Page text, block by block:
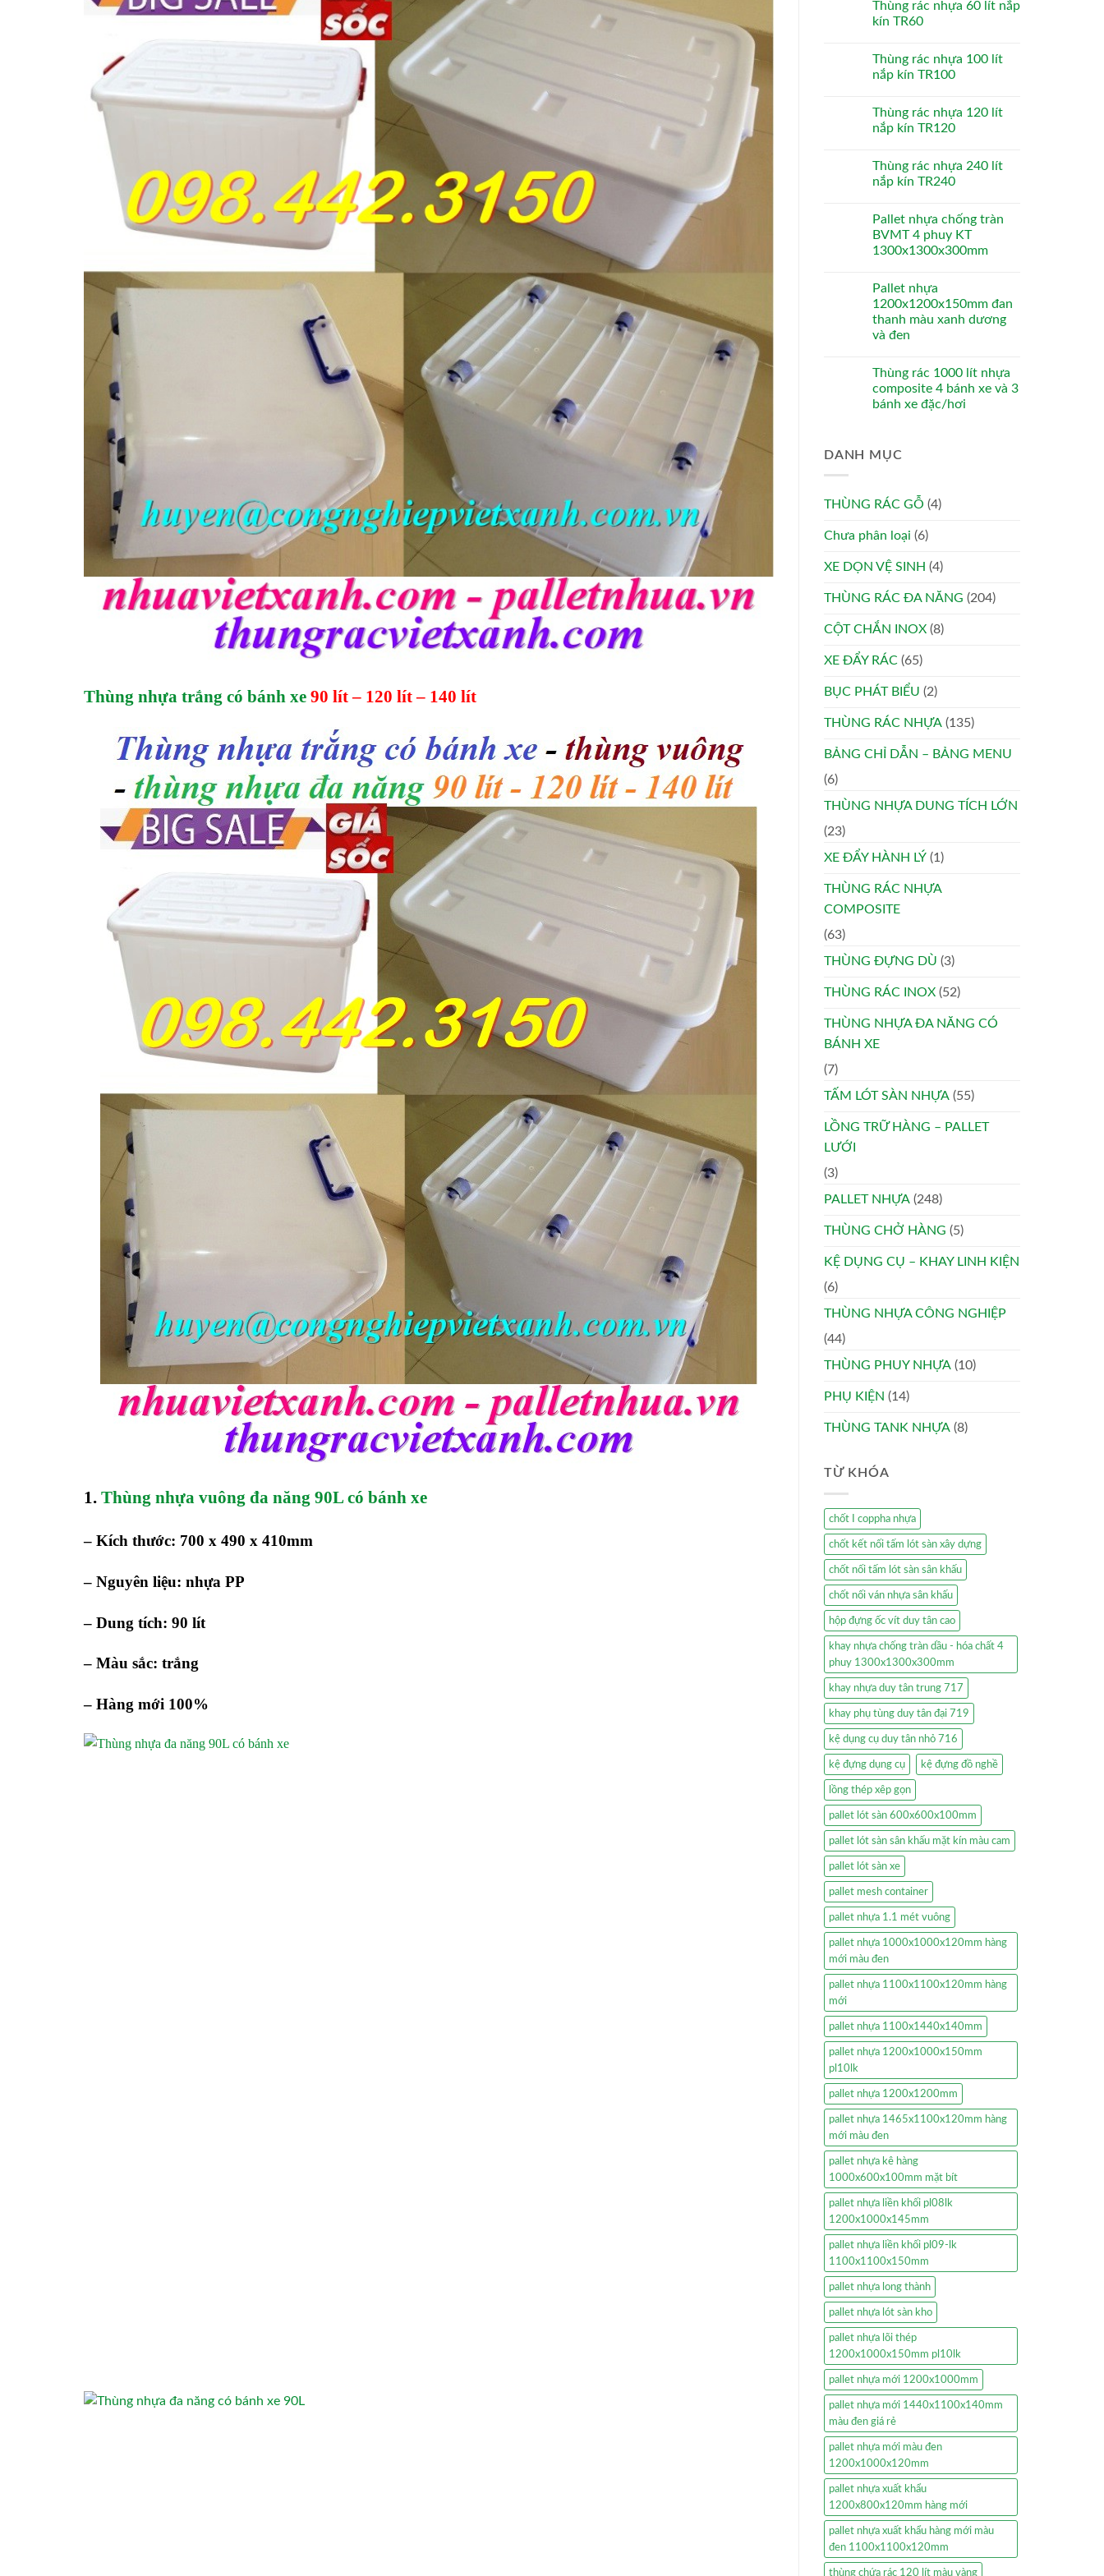
Thùng nhựa trắng có bánh xe 90 lít – 120 lít – 140 lít
1. Thùng nhựa vuông đa năng 90L có bánh xe
– Kích thước: 700 x 490 x 410mm
– Nguyên liệu: nhựa PP
– Dung tích: 90 lít
– Màu sắc: trắng
– Hàng mới 100%
Thùng rác nhựa 60 lít nắp
kín TR60
Thùng rác nhựa 100 lít
nắp kín TR100
Thùng rác nhựa 120 lít
nắp kín TR120
Thùng rác nhựa 240 lít
nắp kín TR240
Pallet nhựa chống tràn
BVMT 4 phuy KT
1300x1300x300mm
Pallet nhựa
1200x1200x150mm đan
thanh màu xanh dương
và đen
Thùng rác 1000 lít nhựa
composite 4 bánh xe và 3
bánh xe đặc/hơi
DANH MỤC
THÙNG RÁC GỖ (4)
Chưa phân loại (6)
XE DỌN VỆ SINH (4)
THÙNG RÁC ĐA NĂNG (204)
CỘT CHẮN INOX (8)
XE ĐẨY RÁC (65)
BỤC PHÁT BIỂU (2)
THÙNG RÁC NHỰA (135)
BẢNG CHỈ DẪN – BẢNG MENU
(6)
THÙNG NHỰA DUNG TÍCH LỚN
(23)
XE ĐẨY HÀNH LÝ (1)
THÙNG RÁC NHỰA
COMPOSITE
(63)
THÙNG ĐỰNG DÙ (3)
THÙNG RÁC INOX (52)
THÙNG NHỰA ĐA NĂNG CÓ
BÁNH XE
(7)
TẤM LÓT SÀN NHỰA (55)
LỒNG TRỮ HÀNG – PALLET
LƯỚI
(3)
PALLET NHỰA (248)
THÙNG CHỞ HÀNG (5)
KỆ DỤNG CỤ – KHAY LINH KIỆN
(6)
THÙNG NHỰA CÔNG NGHIỆP
(44)
THÙNG PHUY NHỰA (10)
PHỤ KIỆN (14)
THÙNG TANK NHỰA (8)
TỪ KHÓA
chốt I coppha nhựa
chốt kết nối tấm lót sàn xây dựng
chốt nối tấm lót sàn sân khấu
chốt nối ván nhựa sân khấu
hộp đựng ốc vít duy tân cao
khay nhựa chống tràn dầu - hóa chất 4
phuy 1300x1300x300mm
khay nhựa duy tân trung 717
khay phụ tùng duy tân đại 719
kệ dụng cụ duy tân nhỏ 716
kệ đựng dụng cụ kệ đựng đồ nghề
lồng thép xêp gọn
pallet lót sàn 600x600x100mm
pallet lót sàn sân khấu mặt kín màu cam
pallet lót sàn xe
pallet mesh container
pallet nhựa 1.1 mét vuông
pallet nhựa 1000x1000x120mm hàng
mới màu đen
pallet nhựa 1100x1100x120mm hàng
mới
pallet nhựa 1100x1440x140mm
pallet nhựa 1200x1000x150mm
pl10lk
pallet nhựa 1200x1200mm
pallet nhựa 1465x1100x120mm hàng
mới màu đen
pallet nhựa kê hàng
1000x600x100mm mặt bít
pallet nhựa liền khối pl08lk
1200x1000x145mm
pallet nhựa liền khối pl09-lk
1100x1100x150mm
pallet nhựa long thành
pallet nhựa lót sàn kho
pallet nhựa lõi thép
1200x1000x150mm pl10lk
pallet nhựa mới 1200x1000mm
pallet nhựa mới 1440x1100x140mm
màu đen giá rẻ
pallet nhựa mới màu đen
1200x1000x120mm
pallet nhựa xuất khẩu
1200x800x120mm hàng mới
pallet nhựa xuất khẩu hàng mới màu
đen 1100x1100x120mm
thùng chứa rác 120 lít màu vàng